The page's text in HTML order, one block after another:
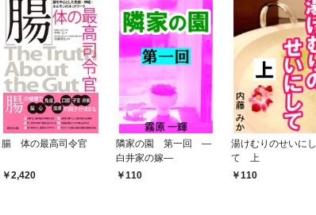
腸 体の最高司令官
2,420
隣家の園 第一回 ―
白井家の嫁―
110
湯けむりのせいにし
て 上
110